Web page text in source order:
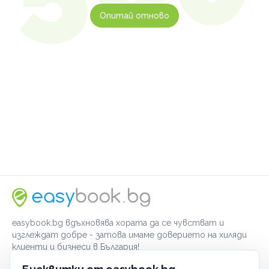
Опитай отново
easybook.bg вдъхновява хората да се чувстват и
изглеждат добре - затова имаме доверието на хиляди
клиенти и бизнеси в България!